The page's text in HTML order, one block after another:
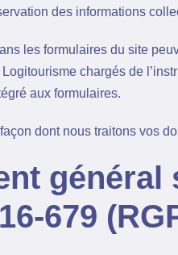
des informations
les formulaires du site
chargés de
aux formulaires.
dont nous traitons vos
679